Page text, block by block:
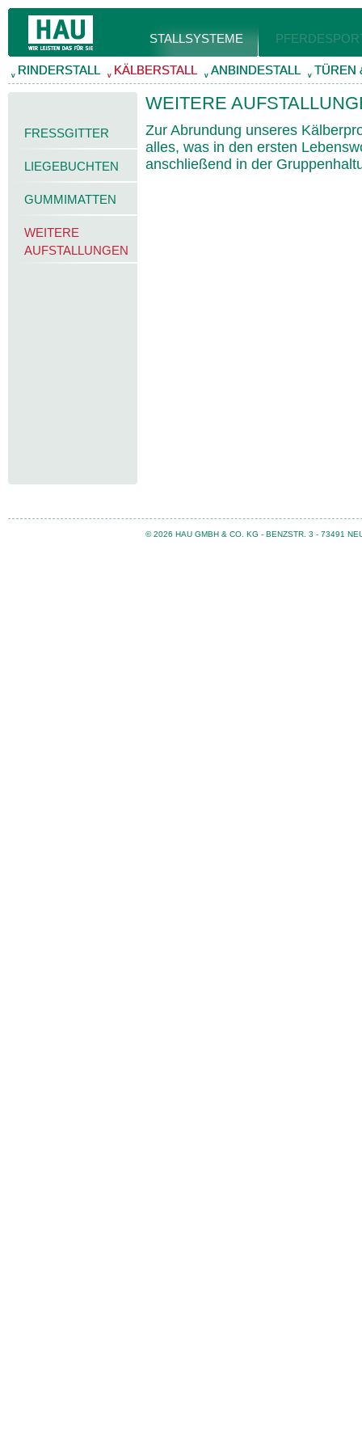
STALLSYSTEME
v RINDERSTALL
v RINDERSTALL v KÄLBERSTALL
v KÄLBERSTALL v ANBINDESTALL
v ANBINDESTALL v TÜREN
v TÜREN
FRESSGITTER
LIEGEBUCHTEN
GUMMIMATTEN
WEITERE
AUFSTALLUNGEN
WEITERE
Zur Abrundung unseres
alles, was in den ersten
anschließend in der
© 2026 HAU GMBH & CO. KG - BENZSTR. 3 - 73491